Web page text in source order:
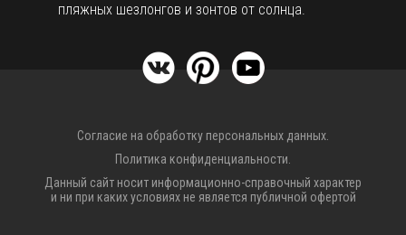
пляжных шезлонгов и зонтов от солнца.
Согласие на обработку персональных данных.
Политика конфиденциальности.
Данный сайт носит информационно-справочный характер
и ни при каких условиях не является публичной офертой